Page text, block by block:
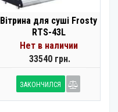
Вітрина для суші Frosty
RTS-43L
Нет в наличии
33540 грн.
ЗАКОНЧИЛСЯ